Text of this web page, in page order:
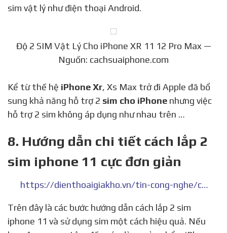
sim vật lý như điện thoại Android.
Nguồn: cachsuaiphone.com
Kể từ thế hệiPhone Xr, Xs Max trở đi Apple đã bổ
hỗ trợ 2 sim không áp dụng như nhau trên …
8. Hướng dẫn chi tiết cách lắp 2
sim iphone 11 cực đơn giản